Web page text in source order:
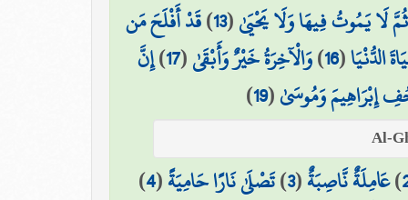
ثُمَّ لَا يَمُوتُ فِيهَا وَلَا يَحْيَىٰ(
13
)قَدْ أَفْلَحَ مَن
الدُّنْيَا(
16
)وَالْآخِرَةُ خَيْرٌ وَأَبْقَىٰ(
17
)إِنَّ
إِبْرَاهِيمَ وَمُوسَىٰ(
19
)
)عَامِلَةٌ نَّاصِبَةٌ(
3
)تَصْلَىٰ نَارًا حَامِيَةً(
4
)